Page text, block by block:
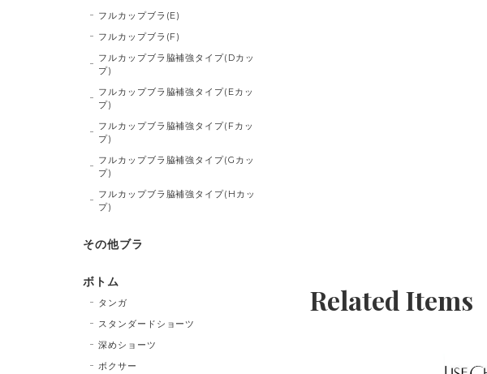
Related Items
フルカップブラ(E)
フルカップブラ(F)
フルカップブラ脇補強タイプ(Dカッ
プ)
フルカップブラ脇補強タイプ(Eカッ
プ)
フルカップブラ脇補強タイプ(Fカッ
プ)
フルカップブラ脇補強タイプ(Gカッ
プ)
フルカップブラ脇補強タイプ(Hカッ
プ)
その他ブラ
ボトム
タンガ
スタンダードショーツ
深めショーツ
ボクサー